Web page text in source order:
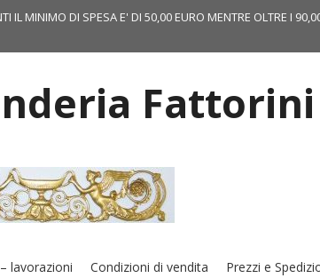
IL MINIMO DI SPESA E' DI 50,00 EURO MENTRE OLTRE I
Fattorini
lavorazioni Condizioni di vendita Prezzi e